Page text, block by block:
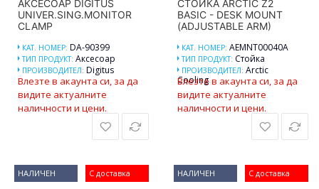
АКСЕСОАР DIGITUS
UNIVER.SING.MONITOR
CLAMP
КАТ. НОМЕР: DA-90399
ТИП ПРОДУКТ: Аксесоар
ПРОИЗВОДИТЕЛ: Digitus
Влезте в акаунта си, за да
видите актуалните
наличности и цени.
СТОЙКА ARCTIC Z2
BASIC - DESK MOUNT
(ADJUSTABLE ARM)
КАТ. НОМЕР: AEMNT00040A
ТИП ПРОДУКТ: Стойка
ПРОИЗВОДИТЕЛ: Arctic
Cooling
Влезте в акаунта си, за да
видите актуалните
наличности и цени.
С доставка
НАЛИЧЕН С доставка
НАЛИЧЕН